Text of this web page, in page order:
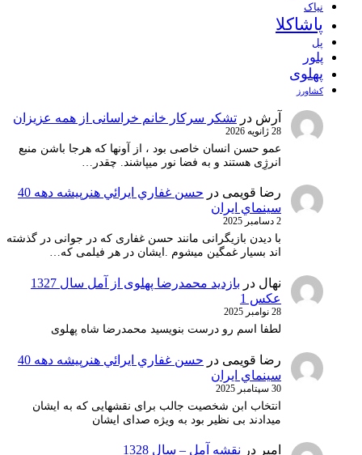
نیاک
پاشاکلا
پل
پلور
پهلوی
کشاورز
آرش در تشکر سرکار خانم خراسانی از همه عزیزان
28 ژانویه 2026
عمو حسن انسان خاصی بود ، از آونها که هرجا باشن منبع
انرژِی هستند و به فضا نور میپاشند. چقدر…
رضا قویمی در
حسن غفاري ايرائي هنرپيشه دهه 40
سينماي ايران
2 دسامبر 2025
با دیدن بازیگرانی مانند حسن غفاری که در جوانی در گذشته
اند بسیار غمگین میشوم .ایشان در هر فیلمی که…
نهال در
بازدید محمدرضا پهلوی از آمل سال 1327
عکس 1
28 نوامبر 2025
لطفا اسم رو درست بنویسید محمدرضا شاه پهلوی
رضا قویمی در
حسن غفاري ايرائي هنرپيشه دهه 40
سينماي ايران
30 سپتامبر 2025
انتخاب ابن شخصیت جالب برای نقشهایی که به ایشان
میدادند بی نظیر بود به ویژه صدای ایشان
امیر در نقشه آمل – سال 1328